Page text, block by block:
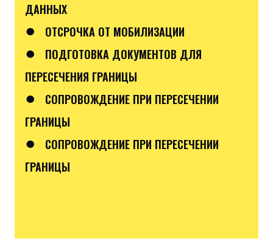
ДАННЫХ
● ОТСРОЧКА ОТ МОБИЛИЗАЦИИ
●
ПОДГОТОВКА ДОКУМЕНТОВ ДЛЯ
ПЕРЕСЕЧЕНИЯ ГРАНИЦЫ
●
СОПРОВОЖДЕНИЕ ПРИ ПЕРЕСЕЧЕНИИ
ГРАНИЦЫ
●
СОПРОВОЖДЕНИЕ ПРИ ПЕРЕСЕЧЕНИИ
ГРАНИЦЫ